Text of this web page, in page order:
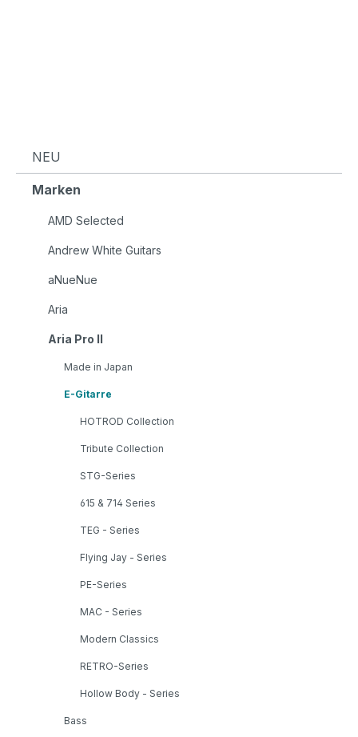
NEU
Marken
AMD Selected
Andrew White Guitars
aNueNue
Aria
Aria Pro II
Made in Japan
E-Gitarre
HOTROD Collection
Tribute Collection
STG-Series
615 & 714 Series
TEG - Series
Flying Jay - Series
PE-Series
MAC - Series
Modern Classics
RETRO-Series
Hollow Body - Series
Bass